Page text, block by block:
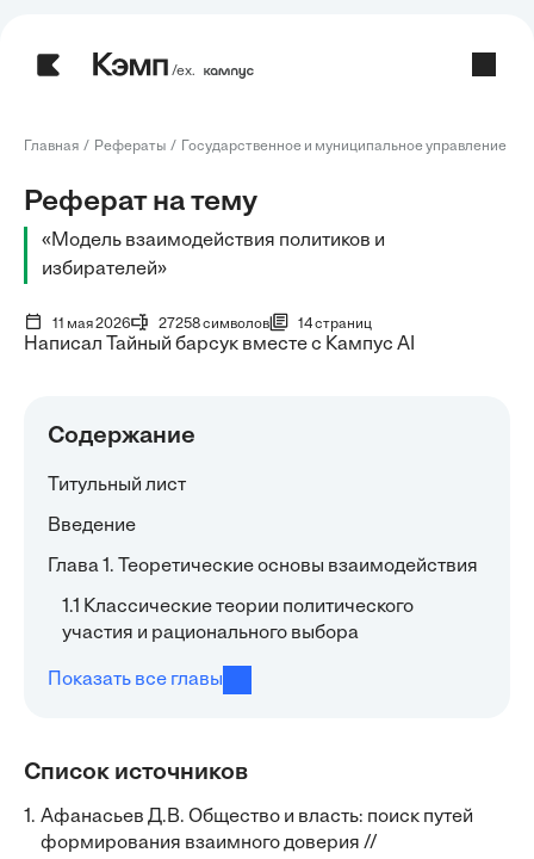
/ех.
Главная Рефераты Государственное и муниципальное управление
Реферат на тему
«Модель взаимодействия политиков и
избирателей»
11 мая 2026 27258 символов 14 страниц
Написал Тайный барсук вместе с Кампус AI
Содержание
Титульный лист
Введение
Глава 1. Теоретические основы взаимодействия
1.1 Классические теории политического
участия и рационального выбора
Показать все главы
Список источников
1. Афанасьев Д.В. Общество и власть: поиск путей
формирования взаимного доверия //